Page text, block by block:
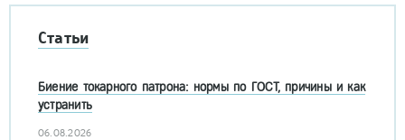
Статьи
Биение токарного патрона: нормы по ГОСТ, причины и как
устранить
06.08.2026